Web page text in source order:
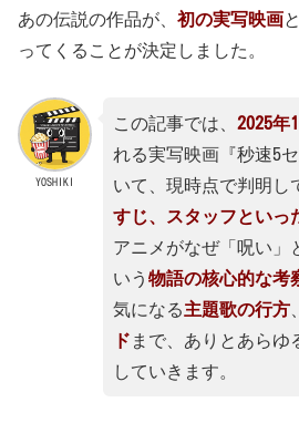
あの伝説の作品が、 初の実写映画
ってくることが決定しました。
YOSHIKI
この記事では、 2025年
れる実写映画『秒速5
いて、現時点で判明し
すじ、スタッフといっ
アニメがなぜ「呪い」
いう 物語の核心的な考
気になる主題歌の行方
ド まで、ありとあらゆ
していきます。